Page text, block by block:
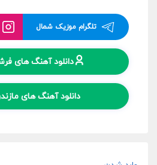
تلگرام موزیک شمال
دانلود آهنگ های
دانلود آهنگ های